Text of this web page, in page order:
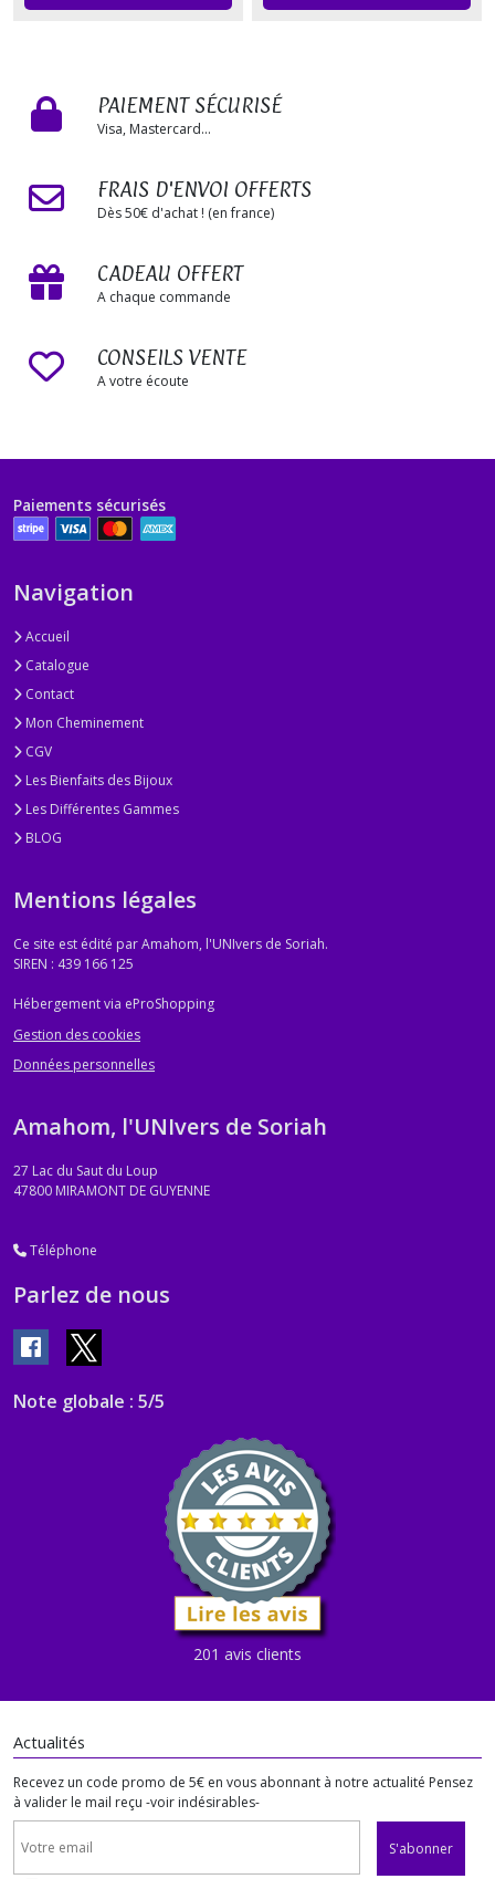
PAIEMENT SÉCURISÉ
Visa, Mastercard...
FRAIS D'ENVOI OFFERTS
Dès 50€ d'achat ! (en france)
CADEAU OFFERT
A chaque commande
CONSEILS VENTE
A votre écoute
Paiements sécurisés
Navigation
Accueil
Catalogue
Contact
Mon Cheminement
CGV
Les Bienfaits des Bijoux
Les Différentes Gammes
BLOG
Mentions légales
Ce site est édité par Amahom, l'UNIvers de Soriah.
SIREN : 439 166 125
Hébergement via eProShopping
Gestion des cookies
Données personnelles
Amahom, l'UNIvers de Soriah
27 Lac du Saut du Loup
47800 MIRAMONT DE GUYENNE
Téléphone
Parlez de nous
Note globale : 5/5
201 avis clients
Actualités
Recevez un code promo de 5€ en vous abonnant à notre actualité Pensez
à valider le mail reçu -voir indésirables-
S'abonner